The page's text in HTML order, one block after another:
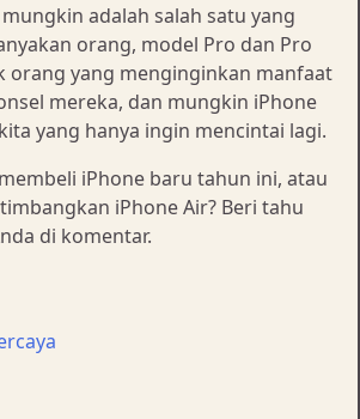
adalah salah satu yang
orang, model Pro dan Pro
orang yang menginginkan manfaat
mereka, dan mungkin iPhone
yang hanya ingin mencintai lagi.
iPhone baru tahun ini, atau
iPhone Air? Beri tahu
di komentar.